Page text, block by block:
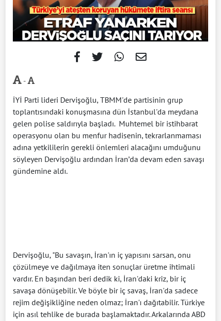
-
İYİ Parti lideri Dervişoğlu, TBMM'de partisinin grup
toplantısındaki konuşmasına dün İstanbul'da meydana
gelen polise saldırıyla başladı. Muhtemel bir istihbarat
operasyonu olan bu menfur hadisenin, tekrarlanmaması
adına yetkililerin gerekli önlemleri alacağını umduğunu
söyleyen Dervişoğlu ardından İran’da devam eden savaşı
gündemine aldı.
Dervişoğlu, "Bu savaşın, İran'ın iç yapısını sarsan, onu
çözülmeye ve dağılmaya iten sonuçlar üretme ihtimali
vardır. En başından beri dedik ki, İran'daki kriz, bir iç
savaşa dönüşebilir. Ve böyle bir iç savaş, İran'da sadece
rejim değişikliğine neden olmaz; İran'ı dağıtabilir. Türkiye
için asıl tehlike de burada başlamaktadır. Arkalarında ABD